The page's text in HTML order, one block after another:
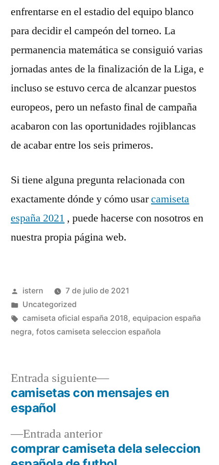
enfrentarse en el estadio del equipo blanco
para decidir el campeón del torneo. La
permanencia matemática se consiguió varias
jornadas antes de la finalización de la Liga, e
incluso se estuvo cerca de alcanzar puestos
europeos, pero un nefasto final de campaña
acabaron con las oportunidades rojiblancas
de acabar entre los seis primeros.
Si tiene alguna pregunta relacionada con
exactamente dónde y cómo usarcamiseta
españa 2021 , puede hacerse con nosotros en
nuestra propia página web.
Publicado
por
istern
7 de julio de 2021
Publicado
en
Uncategorized
Etiquetas:
camiseta oficial españa 2018, equipacion españa
negra, fotos camiseta seleccion española
Navegación
entradas
Entrada anteriorEntrada
anterior:
comprar camiseta dela seleccion
Entrada siguiente
Entrada
siguiente:
camisetas con mensajes en
español